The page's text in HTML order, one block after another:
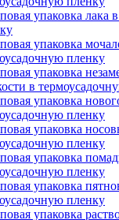
упаковка лака
упаковка
пленку
упаковка
в
упаковка
пленку
упаковка
пленку
упаковка
пленку
упаковка
пленку
упаковка